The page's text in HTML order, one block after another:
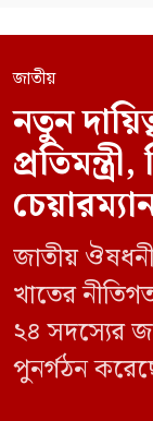
জাতীয়
নতুন
জাতীয়
খাতের
২৪ সদস্যের
পুনর্গঠন